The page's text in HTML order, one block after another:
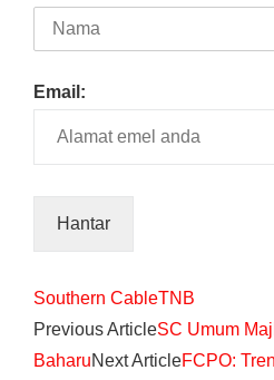
Email:
Southern CableTNB
Previous ArticleSC Umum
BaharuNext ArticleFCPO: